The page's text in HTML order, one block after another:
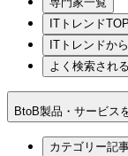
ITトレンド
ITトレンドか
よく検索され
BtoB製品・サービス
カテゴリー記